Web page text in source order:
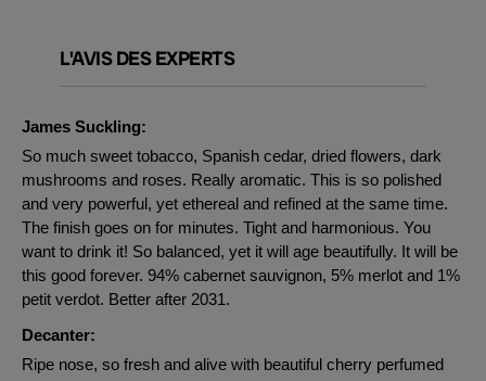
L'AVIS DES EXPERTS
James Suckling:
So much sweet tobacco, Spanish cedar, dried flowers, dark
mushrooms and roses. Really aromatic. This is so polished
and very powerful, yet ethereal and refined at the same time.
The finish goes on for minutes. Tight and harmonious. You
want to drink it! So balanced, yet it will age beautifully. It will be
this good forever. 94% cabernet sauvignon, 5% merlot and 1%
petit verdot. Better after 2031.
Decanter:
Ripe nose, so fresh and alive with beautiful cherry perfumed